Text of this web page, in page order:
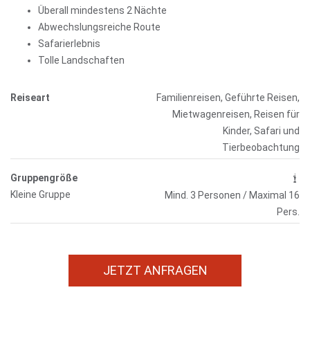
Überall mindestens 2 Nächte
Abwechslungsreiche Route
Safarierlebnis
Tolle Landschaften
Reiseart
Familienreisen, Geführte Reisen,
Mietwagenreisen, Reisen für
Kinder, Safari und
Tierbeobachtung
Gruppengröße
Kleine Gruppe
Mind. 3 Personen / Maximal 16
Pers.
JETZT ANFRAGEN